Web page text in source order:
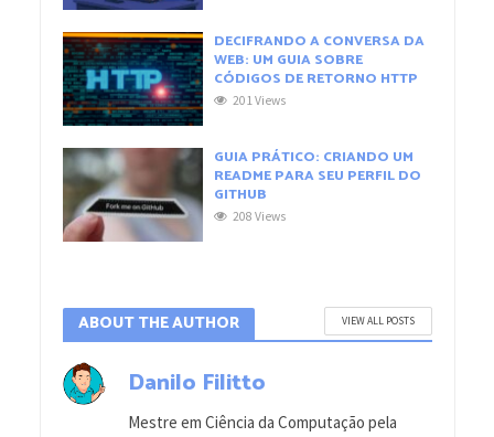
DECIFRANDO A CONVERSA DA
WEB: UM GUIA SOBRE
CÓDIGOS DE RETORNO HTTP
201 Views
GUIA PRÁTICO: CRIANDO UM
README PARA SEU PERFIL DO
GITHUB
208 Views
ABOUT THE AUTHOR VIEW ALL POSTS
Danilo Filitto
Mestre em Ciência da Computação pela